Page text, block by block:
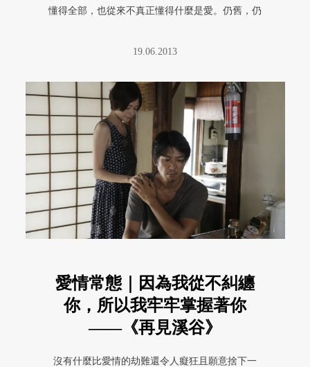
懂得全部，也從來不真正懂得什麼是愛。仍舊，仍
19.06.2013
愛情常態｜因為我從不糾纏
你，所以我牢牢掌握著你
——《再見溪谷》
沒有什麼比愛情的劫難還令人癡狂且願意捨下一